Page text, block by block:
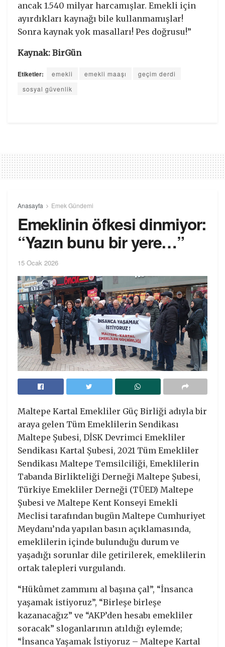
ancak 1.540 milyar harcamışlar. Emekli için
ayırdıkları kaynağı bile kullanmamışlar!
Sonra kaynak yok masalları! Pes doğrusu!”
Kaynak: BirGün
Etiketler: emekli emekli maaşı
geçim derdi
sosyal güvenlik
Anasayfa Emek Gündemi
Emeklinin öfkesi dinmiyor:
“Yazın bunu bir yere…”
15 Ocak 2026
Maltepe Kartal Emekliler Güç Birliği adıyla bir
araya gelen Tüm Emeklilerin Sendikası
Maltepe Şubesi, DİSK Devrimci Emekliler
Sendikası Kartal Şubesi, 2021 Tüm Emekliler
Sendikası Maltepe Temsilciliği, Emeklilerin
Tabanda Birlikteliği Derneği Maltepe Şubesi,
Türkiye Emekliler Derneği (TÜED) Maltepe
Şubesi ve Maltepe Kent Konseyi Emekli
Meclisi tarafından bugün Maltepe Cumhuriyet
Meydanı’nda yapılan basın açıklamasında,
emeklilerin içinde bulunduğu durum ve
yaşadığı sorunlar dile getirilerek, emeklilerin
ortak talepleri vurgulandı.
“Hükûmet zammını al başına çal”, “İnsanca
yaşamak istiyoruz”, “Birleşe birleşe
kazanacağız” ve “AKP’den hesabı emekliler
soracak” sloganlarının atıldığı eylemde;
“İnsanca Yaşamak İstiyoruz – Maltepe Kartal